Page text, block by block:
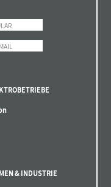
& INDUSTRIE